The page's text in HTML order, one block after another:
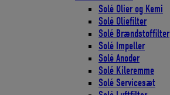
Solé Olier og Kemi
Solé Oliefilter
Solé Brændstoffilter
Solé Impeller
Solé Anoder
Solé Kileremme
Solé Servicesæt